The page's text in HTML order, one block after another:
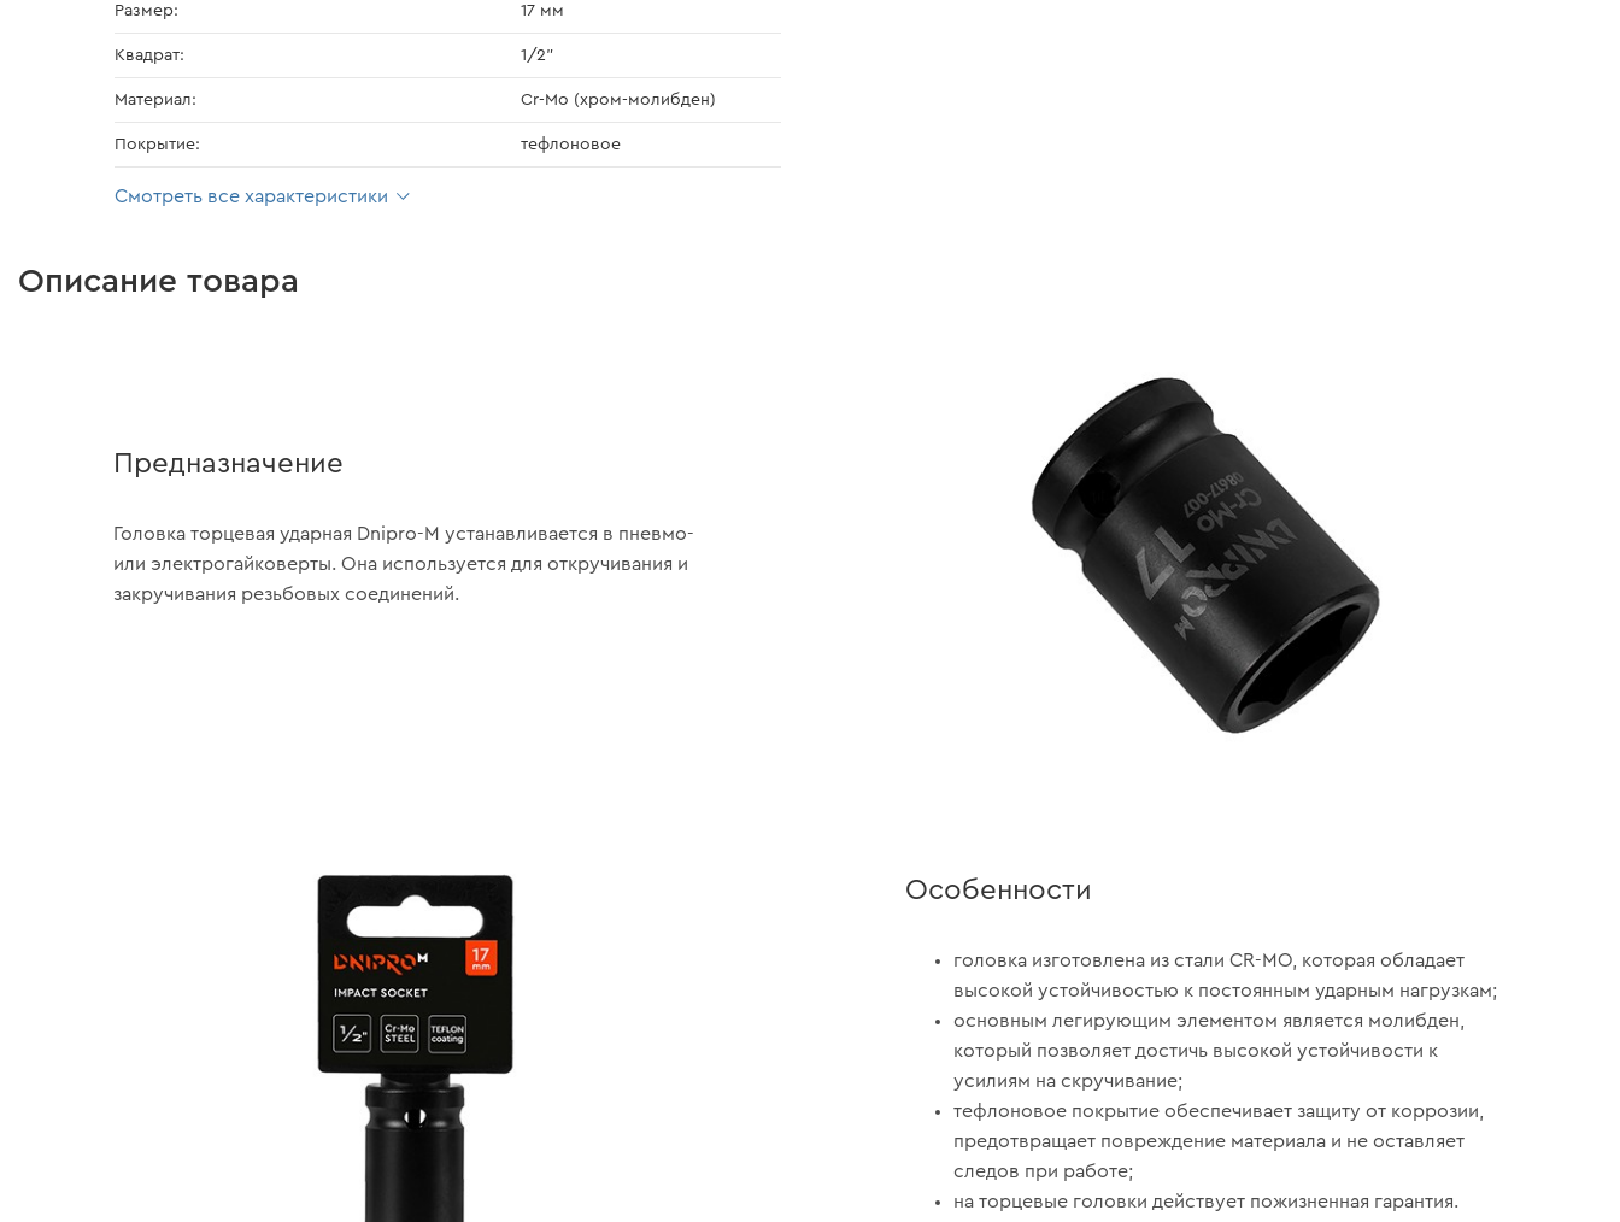
Размер: 17 мм
Квадрат: 1/2"
Материал: Cr-Mo (хром-молибден)
Покрытие: тефлоновое
Смотреть все характеристики
Описание товара
Предназначение
Головка торцевая ударная Dnipro-M устанавливается в пневмо-
или электрогайковерты. Она используется для откручивания и
закручивания резьбовых соединений.
Особенности
головка изготовлена из стали CR-MO, которая обладает
высокой устойчивостью к постоянным ударным нагрузкам;
основным легирующим элементом является молибден,
который позволяет достичь высокой устойчивости к
усилиям на скручивание;
тефлоновое покрытие обеспечивает защиту от коррозии,
предотвращает повреждение материала и не оставляет
следов при работе;
на торцевые головки действует пожизненная гарантия.